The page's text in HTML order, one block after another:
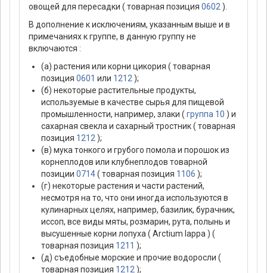
овощей для пересадки ( товарная позиция 0602 ).
В дополнение к исключениям, указанным выше и в
примечаниях к группе, в данную группу не
включаются :
(a) растения или корни цикория ( товарная
позиция 0601 или 1212 );
(б) некоторые растительные продукты,
используемые в качестве сырья для пищевой
промышленности, например, злаки ( группа 10 ) и
сахарная свекла и сахарный тростник ( товарная
позиция 1212 );
(в) мука тонкого и грубого помола и порошок из
корнеплодов или клубнеплодов товарной
позиции 0714( товарная позиция 1106 );
(г) некоторые растения и части растений,
несмотря на то, что они иногда используются в
кулинарных целях, например, базилик, бурачник,
иссоп, все виды мяты, розмарин, рута, полынь и
высушенные корни лопуха ( Arctium lappa ) (
товарная позиция 1211 );
(д) съедобные морские и прочие водоросли (
товарная позиция 1212 );